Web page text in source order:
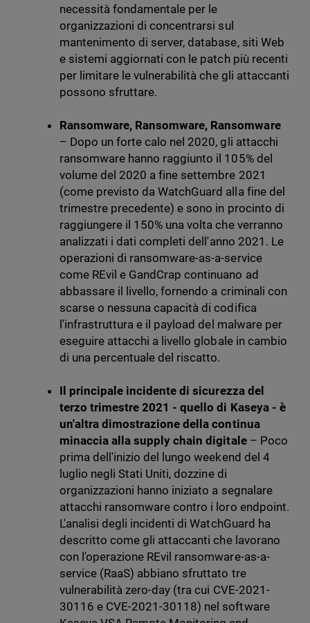
necessità fondamentale per le
organizzazioni di concentrarsi sul
mantenimento di server, database, siti Web
e sistemi aggiornati con le patch più recenti
per limitare le vulnerabilità che gli attaccanti
possono sfruttare.
Ransomware, Ransomware, Ransomware
– Dopo un forte calo nel 2020, gli attacchi
ransomware hanno raggiunto il 105% del
volume del 2020 a fine settembre 2021
(come previsto da WatchGuard alla fine del
trimestre precedente) e sono in procinto di
raggiungere il 150% una volta che verranno
analizzati i dati completi dell'anno 2021. Le
operazioni di ransomware-as-a-service
come REvil e GandCrap continuano ad
abbassare il livello, fornendo a criminali con
scarse o nessuna capacità di codifica
l'infrastruttura e il payload del malware per
eseguire attacchi a livello globale in cambio
di una percentuale del riscatto.
Il principale incidente di sicurezza del
terzo trimestre 2021 - quello di Kaseya - è
un'altra dimostrazione della continua
minaccia alla supply chain digitale – Poco
prima dell'inizio del lungo weekend del 4
luglio negli Stati Uniti, dozzine di
organizzazioni hanno iniziato a segnalare
attacchi ransomware contro i loro endpoint.
L'analisi degli incidenti di WatchGuard ha
descritto come gli attaccanti che lavorano
con l'operazione REvil ransomware-as-a-
service (RaaS) abbiano sfruttato tre
vulnerabilità zero-day (tra cui CVE-2021-
30116 e CVE-2021-30118) nel software